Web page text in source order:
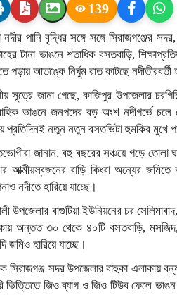
139
নদীর পানি বৃদ্ধির সঙ্গে সঙ্গে
টানা ভাঙনে শতাধিক বসতবাড়ি,
পড়ায় আতঙ্কে নির্ঘুম রাত কাটছে নদীতীরবর্তী
সূত্রে জানা গেছে, কাজিপুর উপজেলার
ভাঙনে জনপদের বড় অংশ নদীগর্ভে
প্রতিদিনই নতুন নতুন বসতভিটা হুমকির মুখে
জানান, বহু বছরের সঞ্চয়ে গড়ে তোলা
আত্মীয়স্বজনের বাড়ি কিংবা অন্যের
নদীতে হারিয়ে যাচ্ছে।
উপজেলার বাগুটিয়া ইউনিয়নের চর
অন্তত ৩০ থেকে ৪০টি বসতবাড়ি, মসজিদ,
জমিও হারিয়ে যাচ্ছে।
সিরাজগঞ্জ সদর উপজেলার বাহুকা এলাকায়
ভিত্তিতে জিও ব্যাগ ও জিও টিউব ফেলে